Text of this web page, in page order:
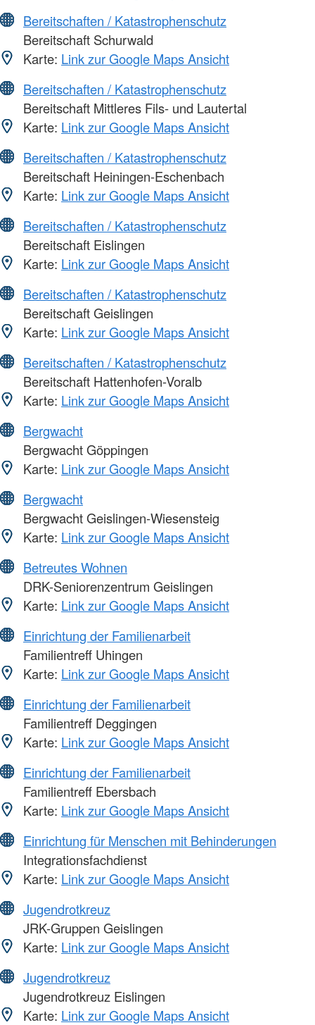
Bereitschaften / Katastrophenschutz
Bereitschaft Schurwald
Karte: Link zur Google Maps Ansicht
Bereitschaften / Katastrophenschutz
Bereitschaft Mittleres Fils- und Lautertal
Karte: Link zur Google Maps Ansicht
Bereitschaften / Katastrophenschutz
Bereitschaft Heiningen-Eschenbach
Karte: Link zur Google Maps Ansicht
Bereitschaften / Katastrophenschutz
Bereitschaft Eislingen
Karte: Link zur Google Maps Ansicht
Bereitschaften / Katastrophenschutz
Bereitschaft Geislingen
Karte: Link zur Google Maps Ansicht
Bereitschaften / Katastrophenschutz
Bereitschaft Hattenhofen-Voralb
Karte: Link zur Google Maps Ansicht
Bergwacht
Bergwacht Göppingen
Karte: Link zur Google Maps Ansicht
Bergwacht
Bergwacht Geislingen-Wiesensteig
Karte: Link zur Google Maps Ansicht
Betreutes Wohnen
DRK-Seniorenzentrum Geislingen
Karte: Link zur Google Maps Ansicht
Einrichtung der Familienarbeit
Familientreff Uhingen
Karte: Link zur Google Maps Ansicht
Einrichtung der Familienarbeit
Familientreff Deggingen
Karte: Link zur Google Maps Ansicht
Einrichtung der Familienarbeit
Familientreff Ebersbach
Karte: Link zur Google Maps Ansicht
Einrichtung für Menschen mit Behinderungen
Integrationsfachdienst
Karte: Link zur Google Maps Ansicht
Jugendrotkreuz
JRK-Gruppen Geislingen
Karte: Link zur Google Maps Ansicht
Jugendrotkreuz
Jugendrotkreuz Eislingen
Karte: Link zur Google Maps Ansicht